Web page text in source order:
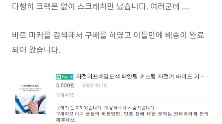
다행히 크랙은 없이 스크래치만 났습니다. 여러군데 ....
바로 마커를 검색해서 구매를 하였고 이틀만에 배송이 완료
되어 왔습니다.